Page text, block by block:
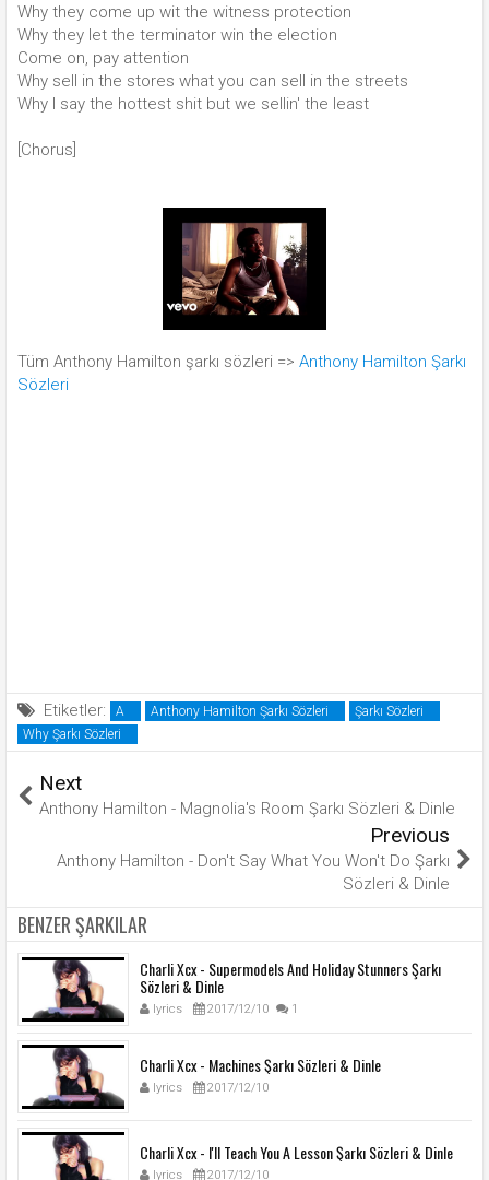
Why they come up wit the witness protection
Why they let the terminator win the election
Come on, pay attention
Why sell in the stores what you can sell in the streets
Why I say the hottest shit but we sellin' the least
[Chorus]
Tüm Anthony Hamilton şarkı sözleri => Anthony Hamilton Şarkı
Sözleri
Etiketler: A Anthony Hamilton Şarkı Sözleri
Şarkı Sözleri
Why Şarkı Sözleri
Next
Anthony Hamilton - Magnolia's Room Şarkı Sözleri & Dinle
Previous
Anthony Hamilton - Don't Say What You Won't Do Şarkı
Sözleri & Dinle
BENZER ŞARKILAR
Charli Xcx - Supermodels And Holiday Stunners Şarkı
Sözleri & Dinle
lyrics 2017/12/10 1
Charli Xcx - Machines Şarkı Sözleri & Dinle
lyrics 2017/12/10
Charli Xcx - I'll Teach You A Lesson Şarkı Sözleri & Dinle
lyrics 2017/12/10